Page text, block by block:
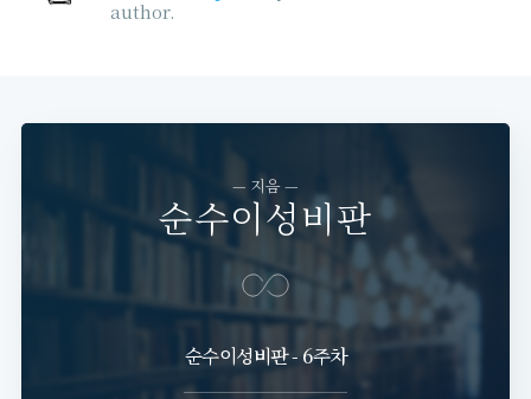
author.
— 지음 —
순수이성비판
순수이성비판 - 6주차